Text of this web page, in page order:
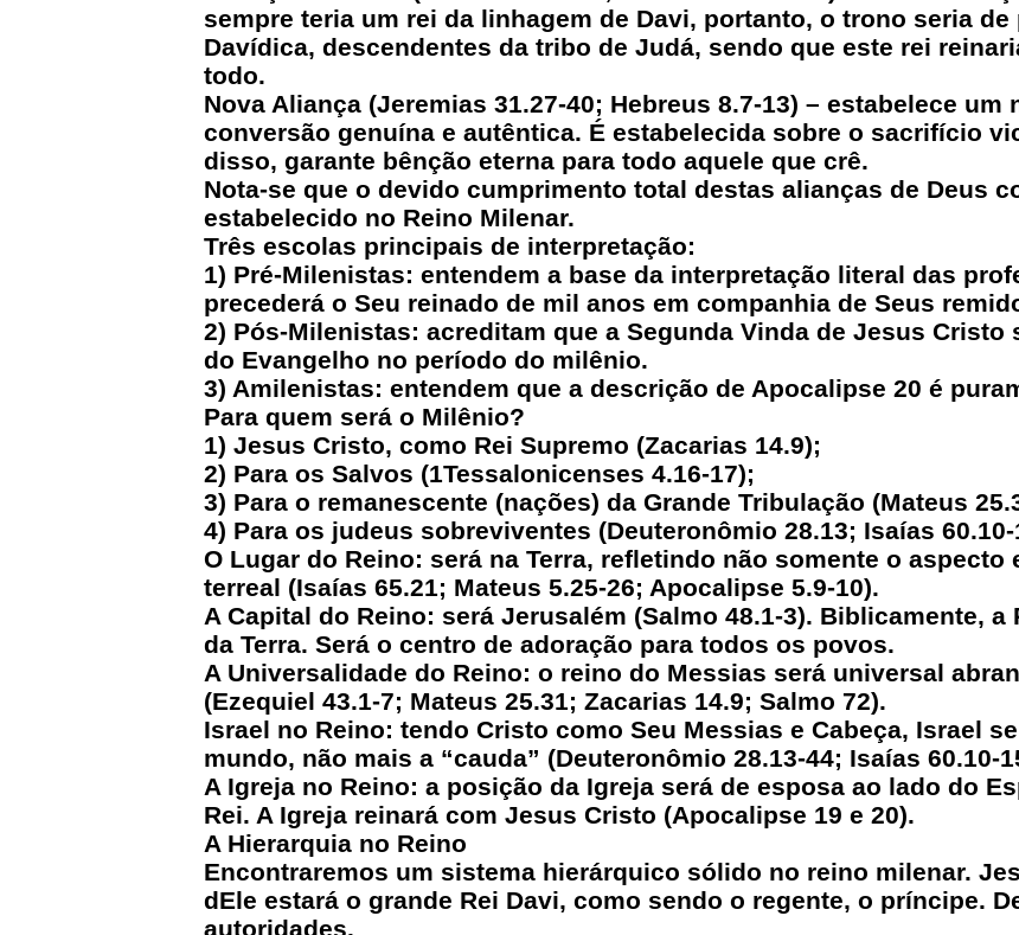
sempre teria um rei da linhagem de Davi, portanto, o trono seria
Davídica, descendentes da tribo de Judá, sendo que este rei
todo.
Nova Aliança (Jeremias 31.27-40; Hebreus 8.7-13) – estabelece
conversão genuína e autêntica. É estabelecida sobre o sacrifício
disso, garante bênção eterna para todo aquele que crê.
Nota-se que o devido cumprimento total destas alianças de Deus
estabelecido no Reino Milenar.
Três escolas principais de interpretação:
1) Pré-Milenistas: entendem a base da interpretação literal das
precederá o Seu reinado de mil anos em companhia de Seus
2) Pós-Milenistas: acreditam que a Segunda Vinda de Jesus
do Evangelho no período do milênio.
3) Amilenistas: entendem que a descrição de Apocalipse 20 é
Para quem será o Milênio?
1) Jesus Cristo, como Rei Supremo (Zacarias 14.9);
2) Para os Salvos (1Tessalonicenses 4.16-17);
3) Para o remanescente (nações) da Grande Tribulação (Mateus
4) Para os judeus sobreviventes (Deuteronômio 28.13; Isaías
O Lugar do Reino: será na Terra, refletindo não somente o aspecto
terreal (Isaías 65.21; Mateus 5.25-26; Apocalipse 5.9-10).
A Capital do Reino: será Jerusalém (Salmo 48.1-3). Biblicamente,
da Terra. Será o centro de adoração para todos os povos.
A Universalidade do Reino: o reino do Messias será universal
(Ezequiel 43.1-7; Mateus 25.31; Zacarias 14.9; Salmo 72).
Israel no Reino: tendo Cristo como Seu Messias e Cabeça, Israel
mundo, não mais a “cauda” (Deuteronômio 28.13-44; Isaías 60.10-
A Igreja no Reino: a posição da Igreja será de esposa ao lado do
Rei. A Igreja reinará com Jesus Cristo (Apocalipse 19 e 20).
A Hierarquia no Reino
Encontraremos um sistema hierárquico sólido no reino milenar.
dEle estará o grande Rei Davi, como sendo o regente, o príncipe.
autoridades.